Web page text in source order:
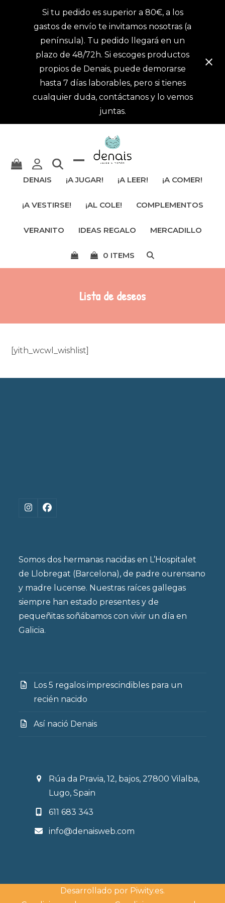
Si tu pedido es superior a 80€, a los
gastos de envío te invitamos nosotras (a
península). Tu pedido llegará en un
plazo de 48/72h. Si escoges productos
propios de Denais, puede demorarse
hasta 7 días laborables, pero si tienes
cualquier duda, contáctanos y lo vemos
juntas.
ocultar
menú
móvil
DENAIS ¡A JUGAR! ¡A LEER! ¡A COMER!
¡A VESTIRSE! ¡AL COLE! COMPLEMENTOS
VERANITO IDEAS REGALO MERCADILLO
0 ITEMS
Lista de deseos
[yith_wcwl_wishlist]
Instagram
Facebook
Somos dos hermanas nacidas en L’Hospitalet
de Llobregat (Barcelona), de padre ourensano
y madre lucense. Nuestras raíces gallegas
siempre han estado presentes y de
pequeñitas soñábamos con vivir un día en
Galicia.
Los 5 regalos imprescindibles para un
recién nacido
Así nació Denais
Rúa da Pravia, 12, bajos, 27800 Vilalba,
Lugo, Spain
611 683 343
info@denaisweb.com
Desarrollado por Piwity.es.